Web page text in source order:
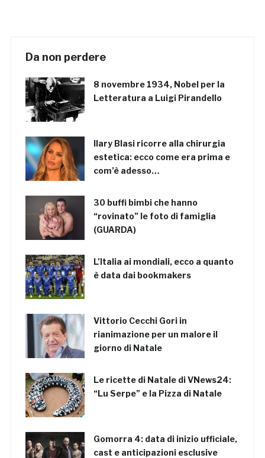
Da non perdere
8 novembre 1934, Nobel per la
Letteratura a Luigi Pirandello
Ilary Blasi ricorre alla chirurgia
estetica: ecco come era prima e
com’è adesso…
30 buffi bimbi che hanno
“rovinato” le foto di famiglia
(GUARDA)
L’Italia ai mondiali, ecco a quanto
è data dai bookmakers
Vittorio Cecchi Gori in
rianimazione per un malore il
giorno di Natale
Le ricette di Natale di VNews24:
“Lu Serpe” e la Pizza di Natale
Gomorra 4: data di inizio ufficiale,
cast e anticipazioni esclusive